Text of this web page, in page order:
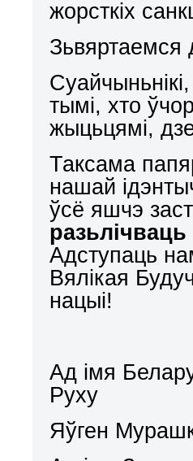
жорсткіх
Зьвяртаемся
тымі, хто
жыцьцямі,
Таксама
нашай
ўсё яшчэ
Адступаць
Вялікая
нацыі!
Ад імя
Руху
Яўген